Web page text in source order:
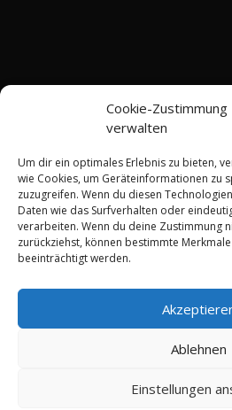
Cookie-Zustimmung
verwalten
Um dir ein optimales Erlebnis zu bieten,
wie Cookies, um Geräteinformationen zu
zuzugreifen. Wenn du diesen
Daten wie das Surfverhalten oder
verarbeiten. Wenn du deine Zustimmung
zurückziehst, können bestimmte
beeinträchtigt werden.
Ablehnen
Einstellungen
Shop Terms and
Privacy Policy
Right of Withdrawal
Copyright 2025 -